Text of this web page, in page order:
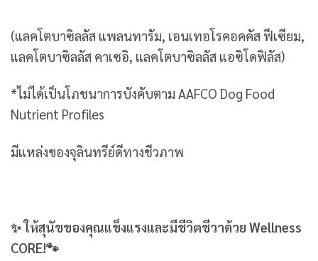
(แลคโตบาซิลลัส แพลนทารัม, เอนเทอโรคอคคัส ฟีเซียม,
แลคโตบาซิลลัส คาเซอิ, แลคโตบาซิลลัส แอซิโดฟิลัส)
*ไม่ได้เป็นโภชนาการบังคับตาม AAFCO Dog Food
Nutrient Profiles
มีแหล่งของจุลินทรีย์ดีทางชีวภาพ
✨ ให้สุนัขของคุณแข็งแรงและมีชีวิตชีวาด้วย Wellness
CORE!🐾